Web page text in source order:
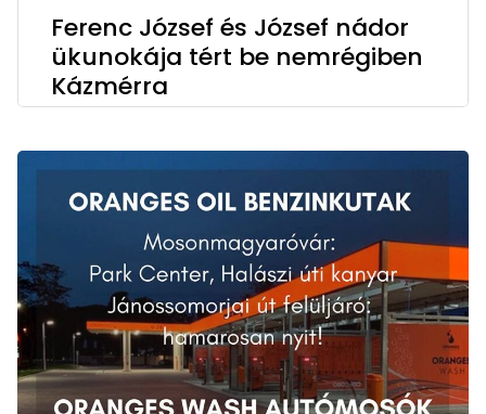
Ferenc József és József nádor
ükunokája tért be nemrégiben
Kázmérra